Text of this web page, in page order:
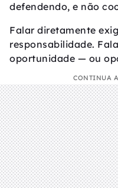
defendendo, e não
Falar diretamente
responsabilidade.
oportunidade — ou
CONTINUA